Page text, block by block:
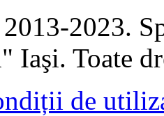
2023.
Iaşi. Toate
de